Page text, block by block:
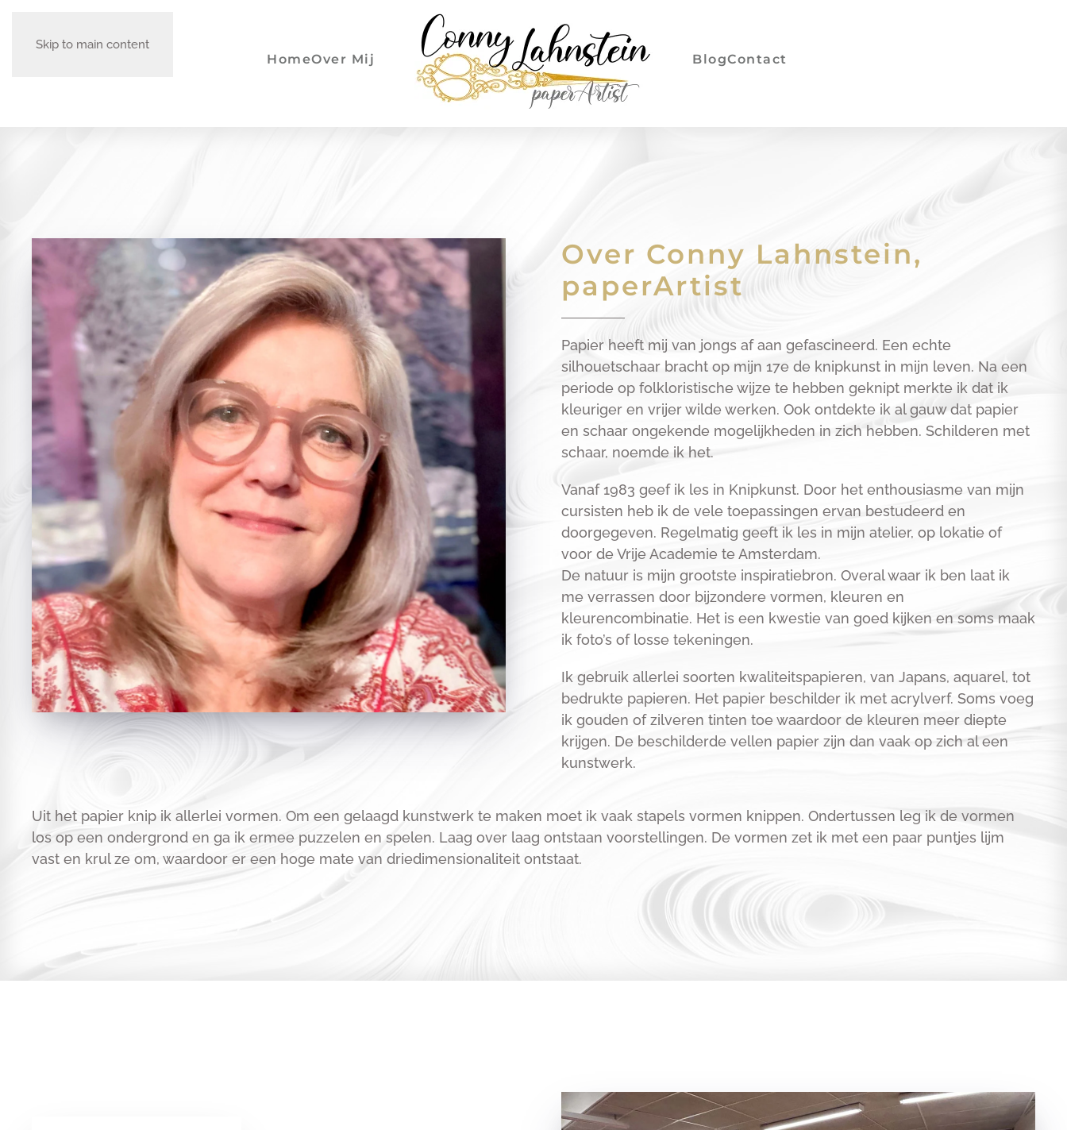
Skip to main content
HomeOver Mij BlogContact
Over Conny Lahnstein,
paperArtist
Papier heeft mij van jongs af aan gefascineerd. Een echte
silhouetschaar bracht op mijn 17e de knipkunst in mijn leven. Na een
periode op folkloristische wijze te hebben geknipt merkte ik dat ik
kleuriger en vrijer wilde werken. Ook ontdekte ik al gauw dat papier
en schaar ongekende mogelijkheden in zich hebben. Schilderen met
schaar, noemde ik het.
Vanaf 1983 geef ik les in Knipkunst. Door het enthousiasme van mijn
cursisten heb ik de vele toepassingen ervan bestudeerd en
doorgegeven. Regelmatig geeft ik les in mijn atelier, op lokatie of
voor de Vrije Academie te Amsterdam.
De natuur is mijn grootste inspiratiebron. Overal waar ik ben laat ik
me verrassen door bijzondere vormen, kleuren en
kleurencombinatie. Het is een kwestie van goed kijken en soms maak
ik foto’s of losse tekeningen.
Ik gebruik allerlei soorten kwaliteitspapieren, van Japans, aquarel, tot
bedrukte papieren. Het papier beschilder ik met acrylverf. Soms voeg
ik gouden of zilveren tinten toe waardoor de kleuren meer diepte
krijgen. De beschilderde vellen papier zijn dan vaak op zich al een
kunstwerk.
Uit het papier knip ik allerlei vormen. Om een gelaagd kunstwerk te maken moet ik vaak stapels vormen knippen. Ondertussen leg ik de vormen
los op een ondergrond en ga ik ermee puzzelen en spelen. Laag over laag ontstaan voorstellingen. De vormen zet ik met een paar puntjes lijm
vast en krul ze om, waardoor er een hoge mate van driedimensionaliteit ontstaat.